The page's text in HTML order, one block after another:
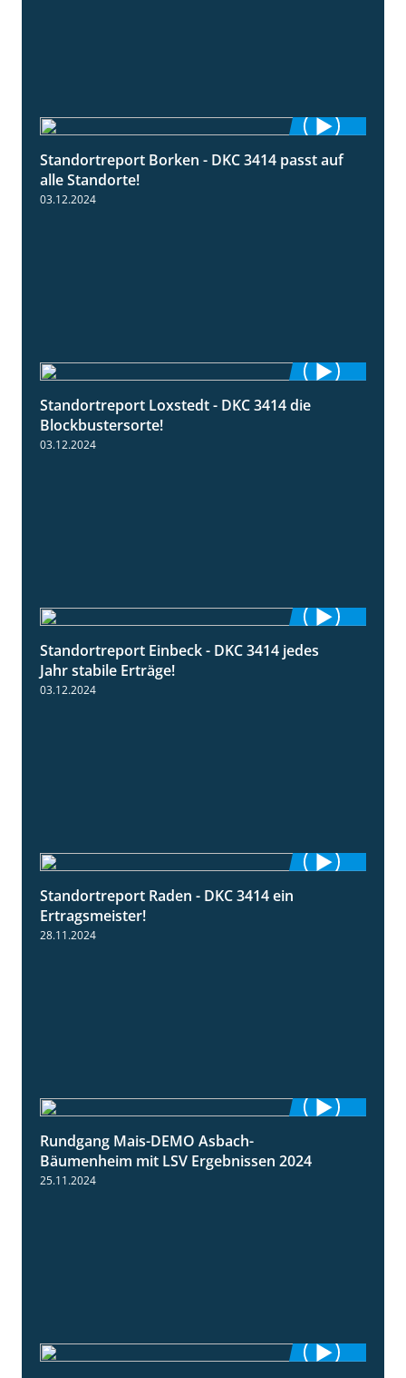
1:23
Standortreport Borken - DKC 3414 passt auf
alle Standorte!
03.12.2024
1:06
Standortreport Loxstedt - DKC 3414 die
Blockbustersorte!
03.12.2024
1:49
Standortreport Einbeck - DKC 3414 jedes
Jahr stabile Erträge!
03.12.2024
Standortreport Raden - DKC 3414 ein
Ertragsmeister!
28.11.2024
Rundgang Mais-DEMO Asbach-
Bäumenheim mit LSV Ergebnissen 2024
25.11.2024